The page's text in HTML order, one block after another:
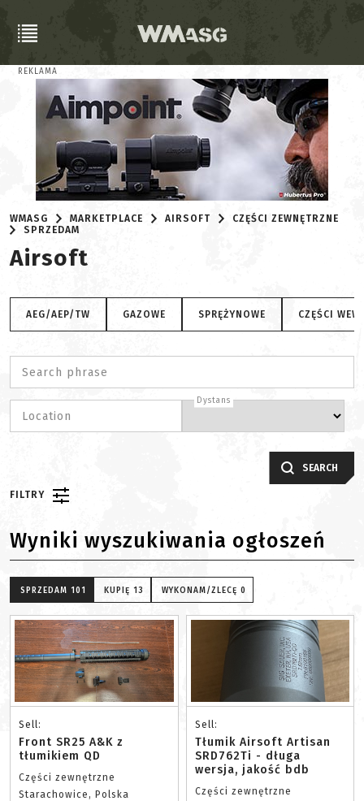
REKLAMA
WMASG MARKETPLACE AIRSOFT
CZĘŚCI ZEWNĘTRZNE
SPRZEDAM
Airsoft
AEG/AEP/TW GAZOWE SPRĘŻYNOWE CZĘŚCI
Search phrase
Location
Dystans
SEARCH
FILTRY
Wyniki wyszukiwania ogłoszeń
SPRZEDAM 101 KUPIĘ 13 WYKONAM/ZLECĘ 0
Sell:
Front SR25 A&K z
tłumikiem QD
Części zewnętrzne
Starachowice, Polska
Sell:
Tłumik Airsoft Artisan
SRD762Ti - długa
wersja, jakość bdb
Części zewnętrzne